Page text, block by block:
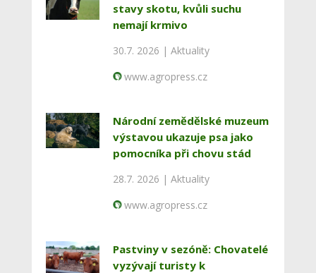
stavy skotu, kvůli suchu
nemají krmivo
30.7. 2026 | Aktuality
www.agropress.cz
Národní zemědělské muzeum
výstavou ukazuje psa jako
pomocníka při chovu stád
28.7. 2026 | Aktuality
www.agropress.cz
Pastviny v sezóně: Chovatelé
vyzývají turisty k